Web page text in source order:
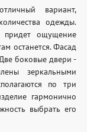
вариант,
одежды.
ощущение
останется. Фасад
боковые двери -
зеркальными
по три
гармонично
выбрать его